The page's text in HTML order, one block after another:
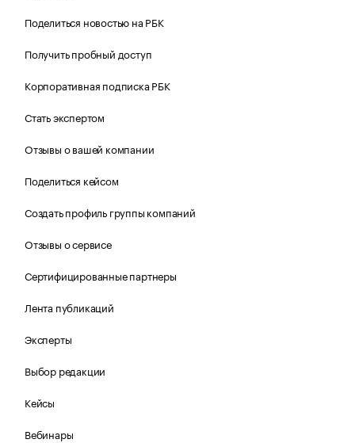
Поделиться новостью на РБК
Получить пробный доступ
Корпоративная подписка РБК
Стать экспертом
Отзывы о вашей компании
Поделиться кейсом
Создать профиль группы компаний
Отзывы о сервисе
Сертифицированные партнеры
Лента публикаций
Эксперты
Выбор редакции
Кейсы
Вебинары